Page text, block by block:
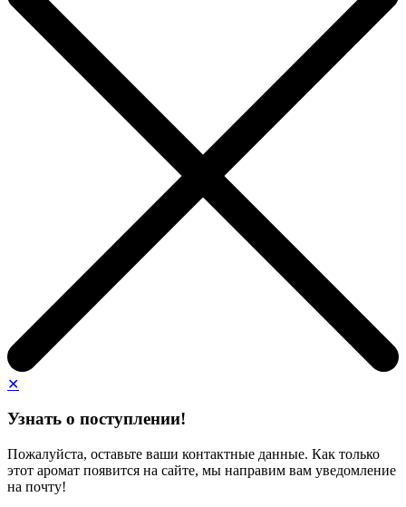
✕
Узнать о поступлении!
Пожалуйста, оставьте ваши контактные данные. Как только
этот аромат появится на сайте, мы направим вам уведомление
на почту!